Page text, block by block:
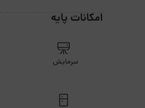
امکانات پایه
سرمایش